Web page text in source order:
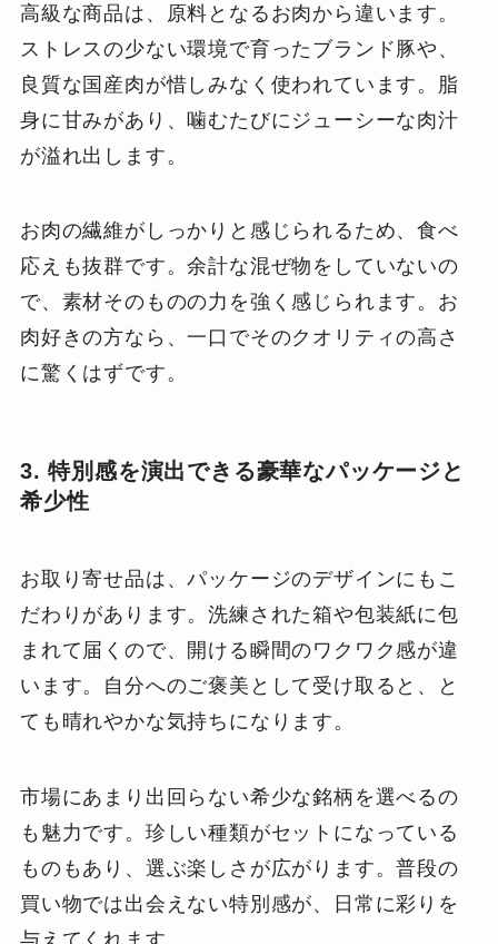
高級な商品は、原料となるお肉から違います。
ストレスの少ない環境で育ったブランド豚や、
良質な国産肉が惜しみなく使われています。脂
身に甘みがあり、噛むたびにジューシーな肉汁
が溢れ出します。
お肉の繊維がしっかりと感じられるため、食べ
応えも抜群です。余計な混ぜ物をしていないの
で、素材そのものの力を強く感じられます。お
肉好きの方なら、一口でそのクオリティの高さ
に驚くはずです。
3. 特別感を演出できる豪華なパッケージと
希少性
お取り寄せ品は、パッケージのデザインにもこ
だわりがあります。洗練された箱や包装紙に包
まれて届くので、開ける瞬間のワクワク感が違
います。自分へのご褒美として受け取ると、と
ても晴れやかな気持ちになります。
市場にあまり出回らない希少な銘柄を選べるの
も魅力です。珍しい種類がセットになっている
ものもあり、選ぶ楽しさが広がります。普段の
買い物では出会えない特別感が、日常に彩りを
与えてくれます。